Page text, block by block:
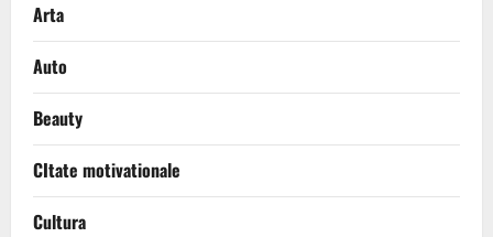
Arta
Auto
Beauty
CItate motivationale
Cultura